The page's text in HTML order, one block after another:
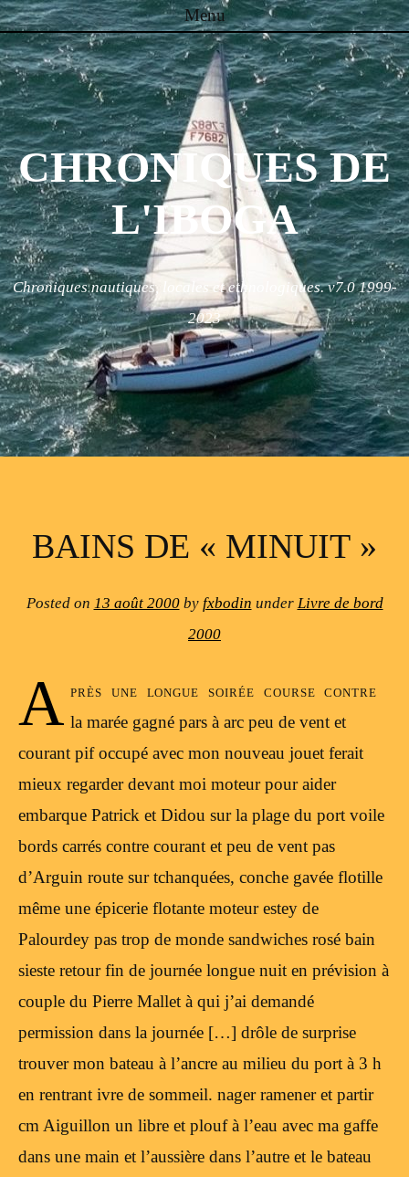
Menu
Skip to content
CHRONIQUES DE
L'IBOGA
Chroniques nautiques, locales et ethnologiques. v7.0 1999-
2023
BAINS DE « MINUIT »
Posted on 13 août 2000by fxbodin under Livre de bord
2000
A près une longue soirée course contre
la marée gagné pars à arc peu de vent et
courant pif occupé avec mon nouveau jouet ferait
mieux regarder devant moi moteur pour aider
embarque Patrick et Didou sur la plage du port voile
bords carrés contre courant et peu de vent pas
d’Arguin route sur tchanquées, conche gavée flotille
même une épicerie flotante moteur estey de
Palourdey pas trop de monde sandwiches rosé bain
sieste retour fin de journée longue nuit en prévision à
couple du Pierre Mallet à qui j’ai demandé
permission dans la journée […] drôle de surprise
trouver mon bateau à l’ancre au milieu du port à 3 h
en rentrant ivre de sommeil. nager ramener et partir
cm Aiguillon un libre et plouf à l’eau avec ma gaffe
dans une main et l’aussière dans l’autre et le bateau